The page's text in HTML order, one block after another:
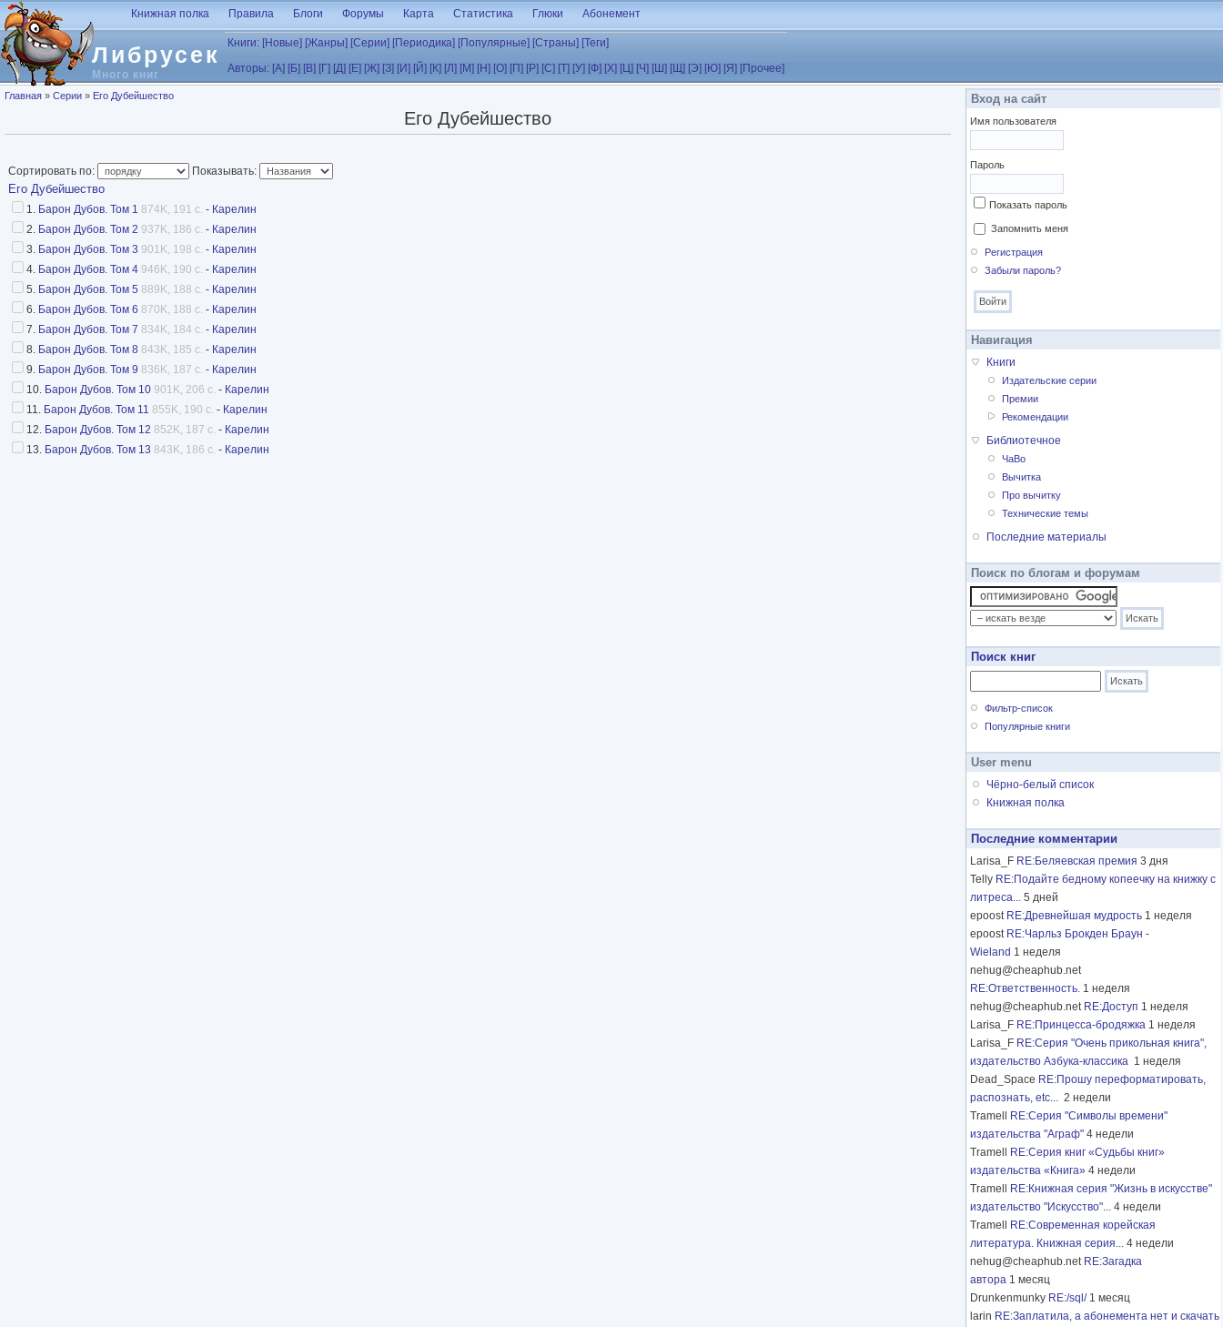
Перейти к основному содержанию
Либрусек
Много книг
Книжная полка Правила Блоги Форумы Карта Статистика Глюки Абонемент
Книги: [Новые] [Жанры] [Серии] [Периодика] [Популярные] [Страны] [Теги]
Авторы: [А] [Б] [В] [Г] [Д] [Е] [Ж] [З] [И] [Й] [К] [Л] [М] [Н] [О] [П] [Р] [С] [Т] [У] [Ф] [Х] [Ц] [Ч] [Ш] [Щ] [Э] [Ю] [Я] [Прочее]
Вы здесь
Главная » Серии » Его Дубейшество
Его Дубейшество
Сортировать по: Показывать:
Его Дубейшество
1. Барон Дубов. Том 1 874K, 191 с. - Карелин
2. Барон Дубов. Том 2 937K, 186 с. - Карелин
3. Барон Дубов. Том 3 901K, 198 с. - Карелин
4. Барон Дубов. Том 4 946K, 190 с. - Карелин
5. Барон Дубов. Том 5 889K, 188 с. - Карелин
6. Барон Дубов. Том 6 870K, 188 с. - Карелин
7. Барон Дубов. Том 7 834K, 184 с. - Карелин
8. Барон Дубов. Том 8 843K, 185 с. - Карелин
9. Барон Дубов. Том 9 836K, 187 с. - Карелин
10. Барон Дубов. Том 10 901K, 206 с. - Карелин
11. Барон Дубов. Том 11 855K, 190 с. - Карелин
12. Барон Дубов. Том 12 852K, 187 с. - Карелин
13. Барон Дубов. Том 13 843K, 186 с. - Карелин
Вход на сайт
Имя пользователя
Пароль
Показать пароль
Запомнить меня
Регистрация
Забыли пароль?
Навигация
Книги
Издательские серии
Премии
Рекомендации
Библиотечное
ЧаВо
Вычитка
Про вычитку
Технические темы
Последние материалы
Поиск по блогам и форумам
Поиск книг
Фильтр-список
Популярные книги
User menu
Чёрно-белый список
Книжная полка
Последние комментарии
Larisa_F RE:Беляевская премия 3 дня
Telly RE:Подайте бедному копеечку на книжку с
литреса... 5 дней
epoost RE:Древнейшая мудрость 1 неделя
epoost RE:Чарльз Брокден Браун -
Wieland 1 неделя
nehug@cheaphub.net
RE:Ответственность. 1 неделя
nehug@cheaphub.net RE:Доступ 1 неделя
Larisa_F RE:Принцесса-бродяжка 1 неделя
Larisa_F RE:Серия "Очень прикольная книга",
издательство Азбука-классика 1 неделя
Dead_Space RE:Прошу переформатировать,
распознать, etc... 2 недели
Tramell
RE:Серия "Символы времени"
издательства "Аграф" 4 недели
Tramell
RE:Серия книг «Судьбы книг»
издательства «Книга» 4 недели
Tramell
RE:Книжная серия "Жизнь в искусстве"
издательство "Искусство"... 4 недели
Tramell
RE:Современная корейская
литература. Книжная серия... 4 недели
nehug@cheaphub.net RE:Загадка
автора 1 месяц
Drunkenmunky RE:/sql/ 1 месяц
larin RE:Заплатила, а абонемента нет и скачать